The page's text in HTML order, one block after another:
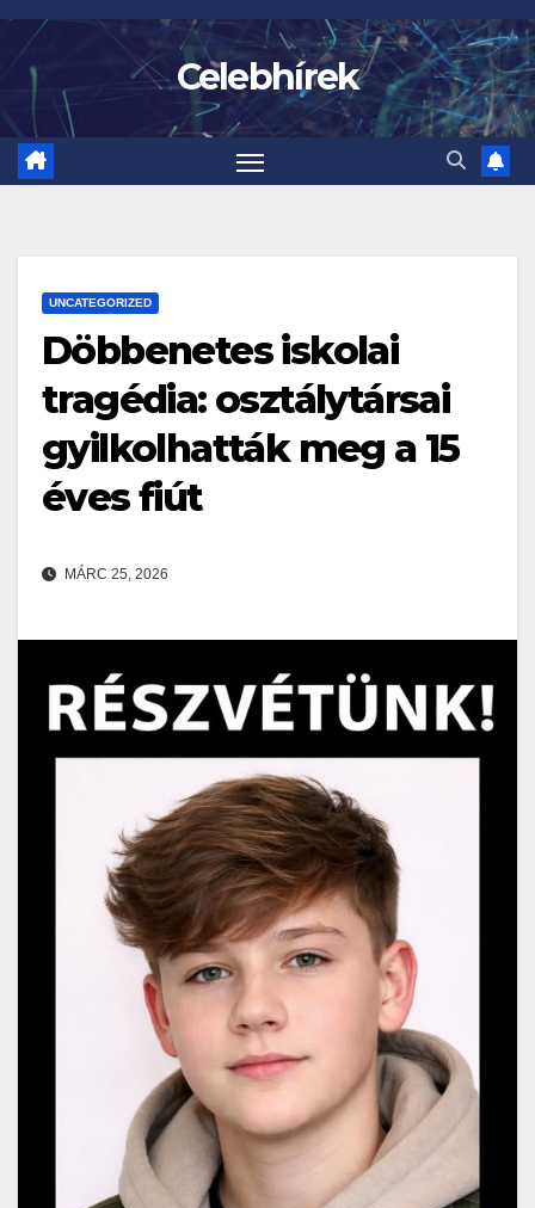
Skip
content
Celebhírek
UNCATEGORIZED
Döbbenetes iskolai
tragédia: osztálytársai
gyilkolhatták meg a 15
éves fiút
MÁRC 25, 2026